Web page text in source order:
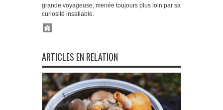
grande voyageuse, menée toujours plus loin par sa
curiosité insatiable.
ARTICLES EN RELATION